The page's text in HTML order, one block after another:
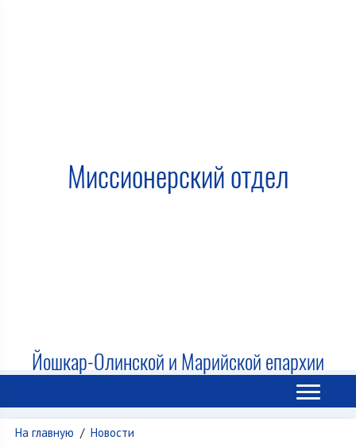
Миссионерский отдел
Йошкар-Олинской и Марийской епархии
На главную / Новости